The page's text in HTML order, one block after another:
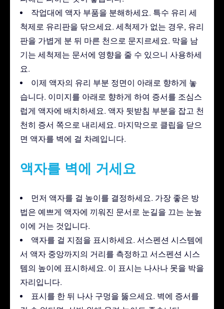
작업대에 액자 부품을 분해하세요. 특수 유리 세
척제로 유리판을 닦으세요. 세척제가 없는 경우, 유리
판을 가볍게 분 뒤 마른 천으로 문지르세요. 막을 남
기는 세척제는 문서에 영향을 줄 수 있으니 사용하세
요.
이제 액자의 유리 부분 정면이 아래로 향하게 놓
습니다. 이미지를 아래로 향하게 하여 증서를 조심스
럽게 액자에 배치하세요. 액자 뒷받침 부분을 잡고 천
천히 증서 쪽으로 내리세요. 마지막으로 클립을 닫으
면 액자를 벽에 걸 차례입니다.
액자를 벽에 거세요
먼저 액자를 걸 높이를 결정하세요. 가장 좋은 방
법은 예쁘게 액자에 끼워진 문서로 눈길을 끄는 눈높
이에 거는 것입니다.
액자를 걸 지점을 표시하세요. 서스펜션 시스템에
서 액자 중앙까지의 거리를 측정하고 서스펜션 시스
템의 높이에 표시하세요. 이 표시는 나사나 못을 박을
자리입니다.
표시를 한 뒤 나사 구멍을 뚫으세요. 벽에 증서를